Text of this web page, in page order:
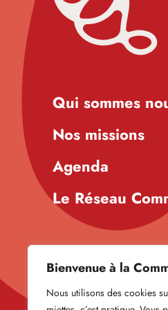
Bienvenue à la
Nous utilisons des cookies
Qui sommes
Nos missions
Agenda
Le Réseau